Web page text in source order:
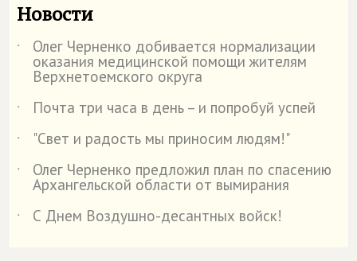
Новости
˙ Олег Черненко добивается нормализации
оказания медицинской помощи жителям
Верхнетоемского округа
˙
Почта три часа в день – и попробуй успей
˙
"Свет и радость мы приносим людям!"
˙
Олег Черненко предложил план по спасению
Архангельской области от вымирания
˙
С Днем Воздушно-десантных войск!